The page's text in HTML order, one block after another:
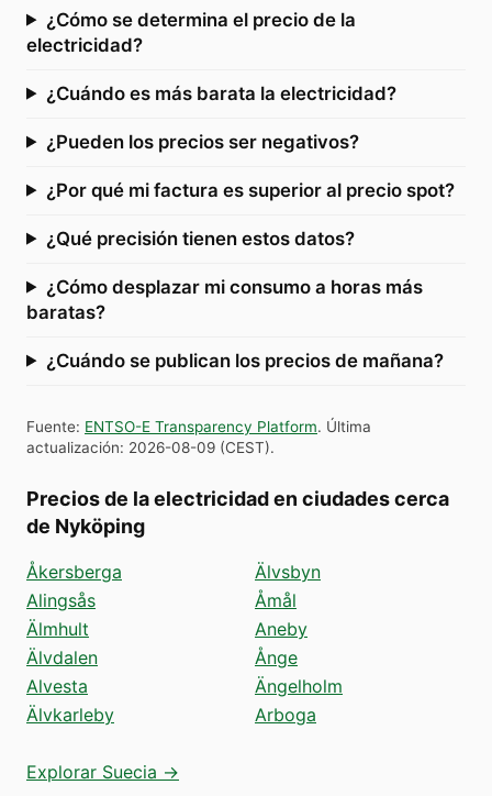
¿Cómo se determina el precio de la
electricidad?
¿Cuándo es más barata la electricidad?
¿Pueden los precios ser negativos?
¿Por qué mi factura es superior al precio spot?
¿Qué precisión tienen estos datos?
¿Cómo desplazar mi consumo a horas más
baratas?
¿Cuándo se publican los precios de mañana?
Fuente: ENTSO-E Transparency Platform. Última
actualización: 2026-08-09 (CEST).
Precios de la electricidad en ciudades cerca
de Nyköping
Åkersberga
Alingsås
Älmhult
Älvdalen
Alvesta
Älvkarleby
Älvsbyn
Åmål
Aneby
Ånge
Ängelholm
Arboga
Explorar Suecia →